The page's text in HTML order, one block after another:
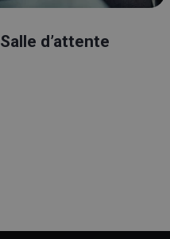
Salle d’attente